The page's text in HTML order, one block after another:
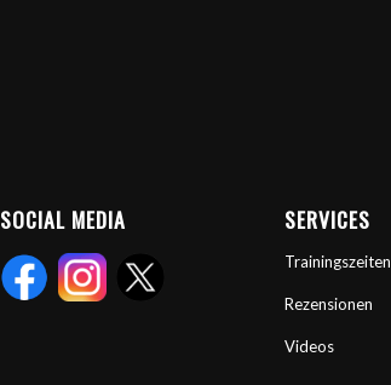
SOCIAL MEDIA SERVICES
Trainingszeiten
Rezensionen
Videos